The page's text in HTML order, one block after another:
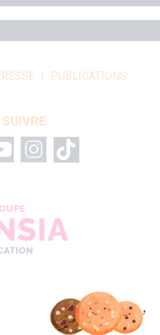
PUBLICATIONS